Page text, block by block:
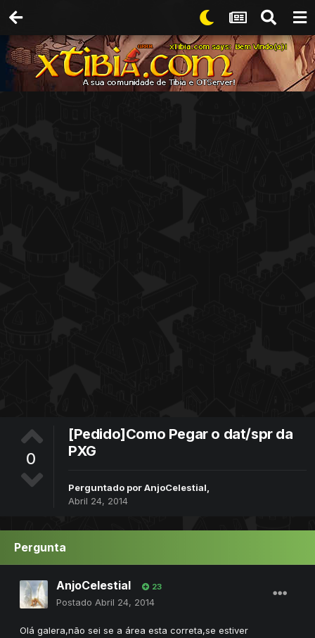
0
[Pedido]Como Pegar o dat/spr da
PXG
Perguntado porAnjoCelestial,
Abril 24, 2014
Pergunta
AnjoCelestial 23
Postado Abril 24, 2014
Olá galera,não sei se a área esta correta,se estiver